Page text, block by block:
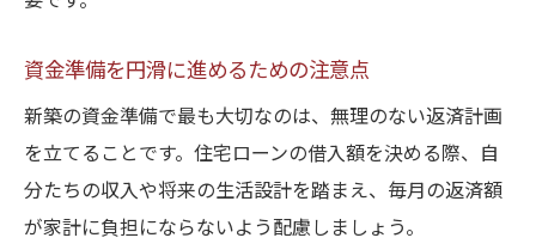
資金準備を円滑に進めるための注意点
新築の資金準備で最も大切なのは、無理のない返済計画
を立てることです。住宅ローンの借入額を決める際、自
分たちの収入や将来の生活設計を踏まえ、毎月の返済額
が家計に負担にならないよう配慮しましょう。